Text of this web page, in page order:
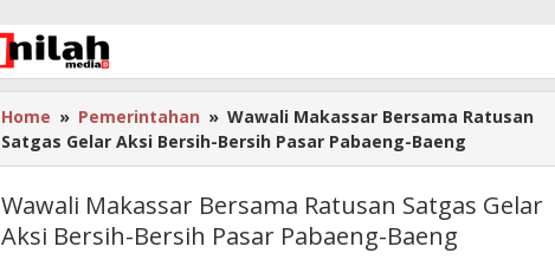
Home » Pemerintahan » Wawali Makassar Bersama Ratusan
Satgas Gelar Aksi Bersih-Bersih Pasar Pabaeng-Baeng
Wawali Makassar Bersama Ratusan Satgas Gelar
Aksi Bersih-Bersih Pasar Pabaeng-Baeng